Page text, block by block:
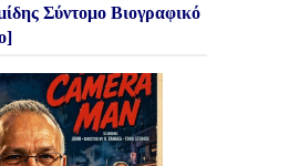
Σύντομο Βιογραφικό